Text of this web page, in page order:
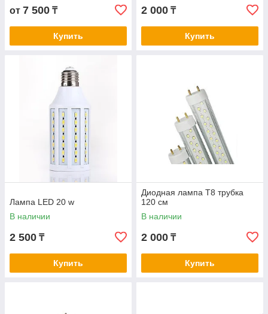
от 7 500 ₸
Купить
2 000 ₸
Купить
Лампа LED 20 w
В наличии
2 500 ₸
Купить
Диодная лампа Т8 трубка
120 см
В наличии
2 000 ₸
Купить